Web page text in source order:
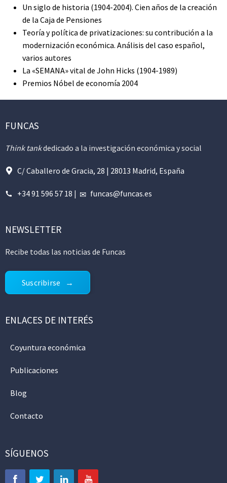
Un siglo de historia (1904-2004). Cien años de la creación
de la Caja de Pensiones
Teoría y política de privatizaciones: su contribución a la
modernización económica. Análisis del caso español,
varios autores
La «SEMANA» vital de John Hicks (1904-1989)
Premios Nóbel de economía 2004
FUNCAS
Think tankdedicado a la investigación económica y social
C/ Caballero de Gracia, 28 | 28013 Madrid, España
+34 91 596 57 18 | funcas@funcas.es
NEWSLETTER
Recibe todas las noticias de Funcas
Suscribirse
ENLACES DE INTERÉS
Coyuntura económica
Publicaciones
Blog
Contacto
SÍGUENOS